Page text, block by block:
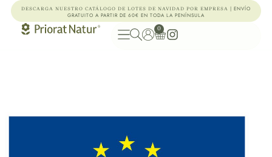
DESCARGA NUESTRO CATÁLOGO DE LOTES DE NAVIDAD POR EMPRESA | ENVÍO
GRATUITO A PARTIR DE 60€ EN TODA LA PENÍNSULA
0